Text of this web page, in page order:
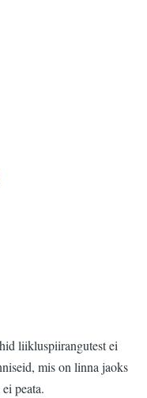
liikluspiirangutest ei
mis on linna jaoks
peata.